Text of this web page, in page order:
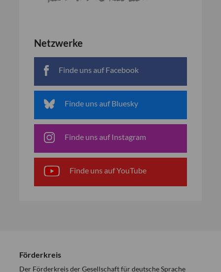
Netzwerke
Finde uns auf Facebook
Finde uns auf Bluesky
Finde uns auf Instagram
Finde uns auf YouTube
Förderkreis
Der Förderkreis der Gesellschaft für deutsche Sprache